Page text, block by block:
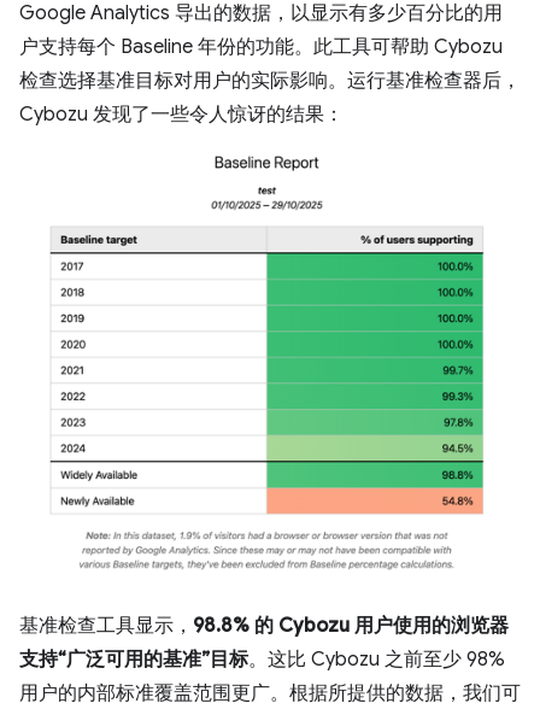
Google Analytics 导出的数据，以显示有多少百分比的用
户支持每个 Baseline 年份的功能。此工具可帮助 Cybozu
检查选择基准目标对用户的实际影响。运行基准检查器后，
Cybozu 发现了一些令人惊讶的结果：
基准检查工具显示， 98.8% 的 Cybozu 用户使用的浏览器
支持“广泛可用的基准”目标。这比 Cybozu 之前至少 98%
用户的内部标准覆盖范围更广。根据所提供的数据，我们可